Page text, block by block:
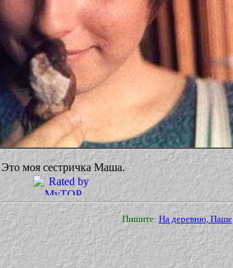
Это моя сестричка Маша.
Пишите:На деревню, Паше